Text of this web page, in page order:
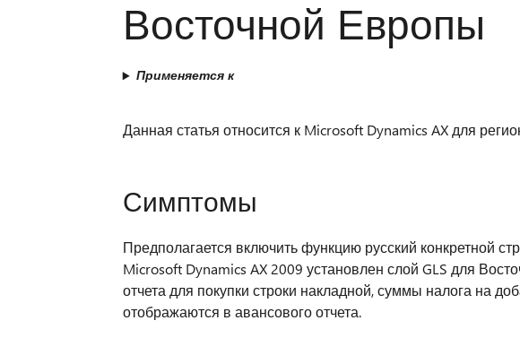
Восточной Европы
Применяется к
Данная статья относится к Microsoft Dynamics AX для
Симптомы
Предполагается включить функцию русский конкретной
Microsoft Dynamics AX 2009 установлен слой GLS для
отчета для покупки строки накладной, суммы налога на
отображаются в авансового отчета.